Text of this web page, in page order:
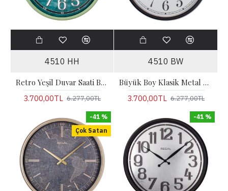
4510 HH
Retro Yeşil Duvar Saati Büyük Boy
3.700,00TL 6.277,00TL
4510 BW
Büyük Boy Klasik Metal Duvar Saati
3.700,00TL 6.277,00TL
Çok Satan
-41 % -41 %